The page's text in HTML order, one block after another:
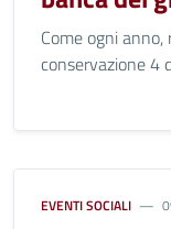
Come ogni
conservazione 4
EVENTI SOCIALI